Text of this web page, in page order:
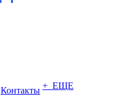
Контакты + ЕЩЕ